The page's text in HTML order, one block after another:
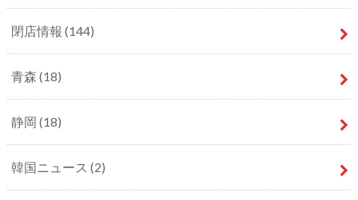
閉店情報 (144)
青森 (18)
静岡 (18)
韓国ニュース (2)